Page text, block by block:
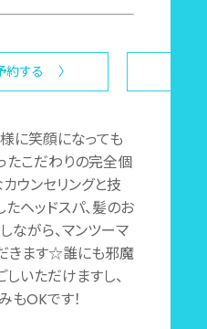
約する 〉
に笑顔になっても
たこだわりの完全個
ウンセリングと技
ヘッドスパ、髪のお
ながら、マンツーマ
きます☆誰にも邪魔
しいただけますし、
もOKです！